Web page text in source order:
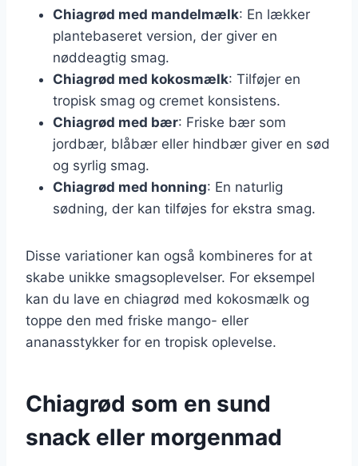
Chiagrød med mandelmælk: En lækker
plantebaseret version, der giver en
nøddeagtig smag.
Chiagrød med kokosmælk: Tilføjer en
tropisk smag og cremet konsistens.
Chiagrød med bær: Friske bær som
jordbær, blåbær eller hindbær giver en sød
og syrlig smag.
Chiagrød med honning: En naturlig
sødning, der kan tilføjes for ekstra smag.
Disse variationer kan også kombineres for at
skabe unikke smagsoplevelser. For eksempel
kan du lave en chiagrød med kokosmælk og
toppe den med friske mango- eller
ananasstykker for en tropisk oplevelse.
Chiagrød som en sund
snack eller morgenmad